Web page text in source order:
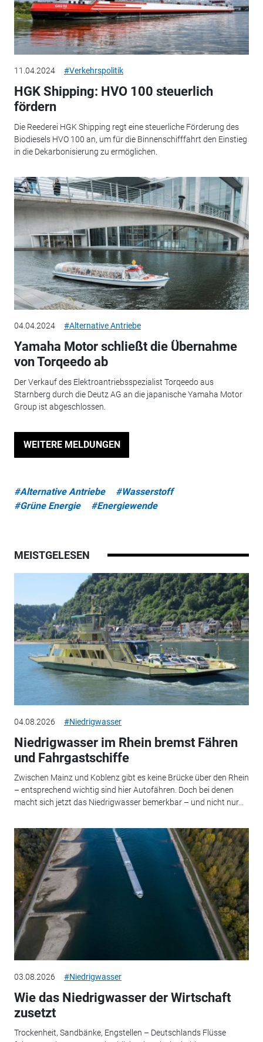
11.04.2024 #Verkehrspolitik
HGK Shipping: HVO 100 steuerlich
fördern
Die Reederei HGK Shipping regt eine steuerliche Förderung des
Biodiesels HVO 100 an, um für die Binnenschifffahrt den Einstieg
in die Dekarbonisierung zu ermöglichen.
04.04.2024 #Alternative Antriebe
Yamaha Motor schließt die Übernahme
von Torqeedo ab
Der Verkauf des Elektroantriebsspezialist Torqeedo aus
Starnberg durch die Deutz AG an die japanische Yamaha Motor
Group ist abgeschlossen.
WEITERE MELDUNGEN
#Alternative Antriebe
#Wasserstoff
#Grüne Energie
#Energiewende
MEISTGELESEN
04.08.2026 #Niedrigwasser
Niedrigwasser im Rhein bremst Fähren
und Fahrgastschiffe
Zwischen Mainz und Koblenz gibt es keine Brücke über den Rhein
– entsprechend wichtig sind hier Autofähren. Doch bei denen
macht sich jetzt das Niedrigwasser bemerkbar – und nicht nur...
03.08.2026 #Niedrigwasser
Wie das Niedrigwasser der Wirtschaft
zusetzt
Trockenheit, Sandbänke, Engstellen – Deutschlands Flüsse